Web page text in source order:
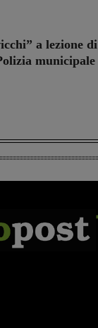
a lezione di
municipale